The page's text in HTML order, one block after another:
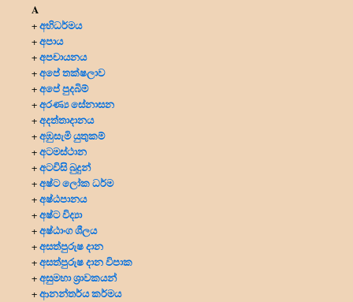
A
+අභිධර්මය
+අපාය
+අපචායනය
+අපේ තක්ෂලාව
+අපේ පුදබිම්
+අරණ්‍ය සේනාසන
+අදත්තාදානය
+අඹුසැමි යුතුකම්
+අටමස්ථාන
+අටවිසි බුදුන්
+අෂ්ට ලෝක ධර්ම
+අෂ්ඨපානය
+අෂ්ට විද්‍යා
+අෂ්ඨාංග ශීලය
+අසත්පුරුෂ දාන
+අසත්පුරුෂ දාන විපාක
+අසුමහා ශ්‍රාවකයන්
+ආනන්තර්ය කර්මය